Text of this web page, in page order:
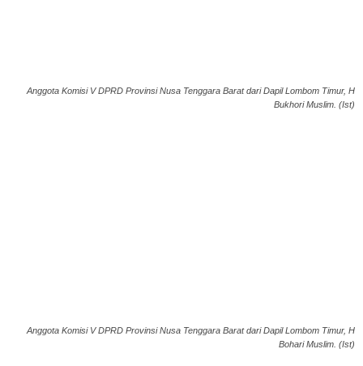
Anggota Komisi V DPRD Provinsi Nusa Tenggara Barat dari Dapil Lombom Timur, H
Bukhori Muslim. (Ist)
Anggota Komisi V DPRD Provinsi Nusa Tenggara Barat dari Dapil Lombom Timur, H
Bohari Muslim. (Ist)